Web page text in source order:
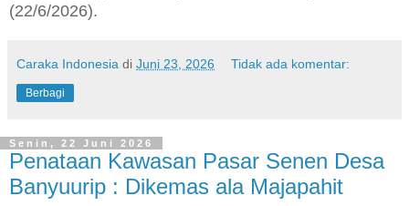
(22/6/2026).
Caraka Indonesia di Juni 23, 2026 Tidak ada komentar:
Berbagi
Senin, 22 Juni 2026
Penataan Kawasan Pasar Senen Desa
Banyuurip : Dikemas ala Majapahit